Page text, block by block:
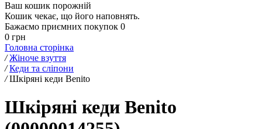
Ваш кошик порожній
Кошик чекає, що його наповнять.
Бажаємо приємних покупок 0
0 грн
Головна сторінка
/ Жіноче взуття
/ Кеди та сліпони
/ Шкіряні кеди Benito
Шкіряні кеди Benito